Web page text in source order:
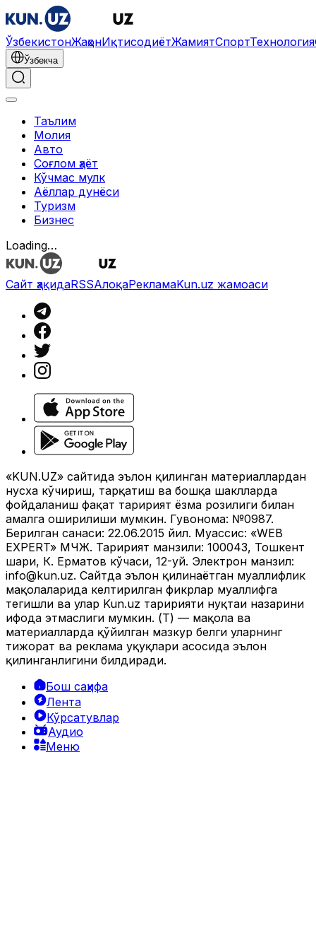
ЎзбекистонЖаҳонИқтисодиётЖамиятСпортТехнология
Ўзбекча
Таълим
Молия
Авто
Соғлом ҳаёт
Кўчмас мулк
Аёллар дунёси
Туризм
Бизнес
Loading…
Сайт ҳақидаRSSАлоқаРекламаKun.uz жамоаси
«KUN.UZ» сайтида эълон қилинган материаллардан
нусха кўчириш, тарқатиш ва бошқа шаклларда
фойдаланиш фақат таҳририят ёзма розилиги билан
амалга оширилиши мумкин. Гувоҳнома: №0987.
Берилган санаси: 22.06.2015 йил. Муассис: «WEB
EXPERT» МЧЖ. Таҳририят манзили: 100043, Тошкент
шаҳри, К. Ерматов кўчаси, 12-уй. Электрон манзил:
info@kun.uz. Сайтда эълон қилинаётган муаллифлик
мақолаларида келтирилган фикрлар муаллифга
тегишли ва улар Kun.uz таҳририяти нуқтаи назарини
ифода этмаслиги мумкин. (Т) — мақола ва
материалларда қўйилган мазкур белги уларнинг
тижорат ва реклама ҳуқуқлари асосида эълон
қилинганлигини билдиради.
Бош саҳифа
Лента
Кўрсатувлар
Аудио
Меню